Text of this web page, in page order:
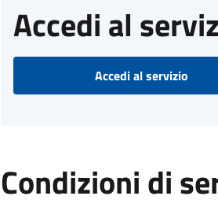
Accedi al
Accedi al servizio
Condizioni di